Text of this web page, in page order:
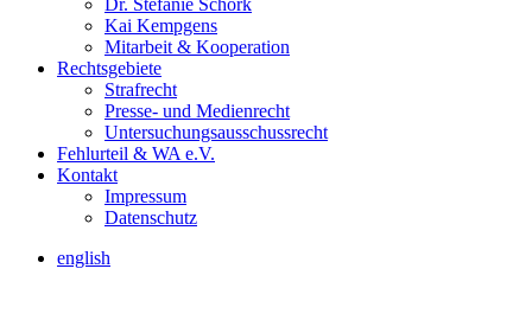
Dr. Stefanie Schork
Kai Kempgens
Mitarbeit & Kooperation
Rechtsgebiete
Strafrecht
Presse- und Medienrecht
Untersuchungsausschussrecht
Fehlurteil & WA e.V.
Kontakt
Impressum
Datenschutz
english